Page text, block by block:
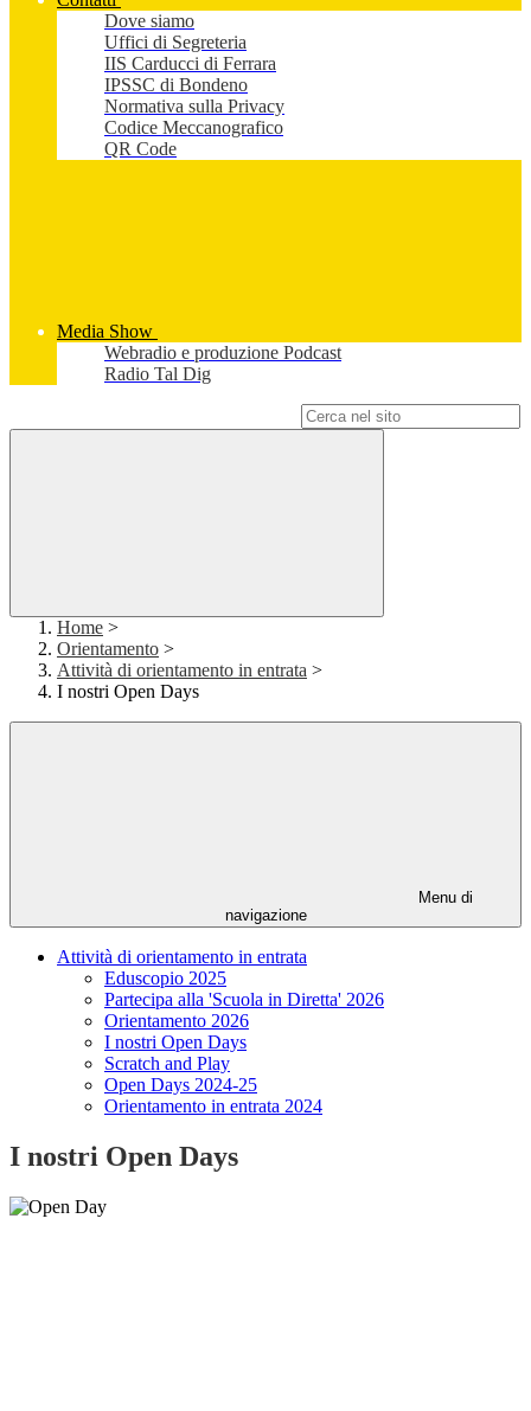
Dove siamo
Uffici di Segreteria
IIS Carducci di Ferrara
IPSSC di Bondeno
Normativa sulla Privacy
Codice Meccanografico
QR Code
Media Show
Webradio e produzione Podcast
Radio Tal Dig
Home >
Orientamento >
Attività di orientamento in entrata >
I nostri Open Days
Menu di
navigazione
Attività di orientamento in entrata
Eduscopio 2025
Partecipa alla 'Scuola in Diretta' 2026
Orientamento 2026
I nostri Open Days
Scratch and Play
Open Days 2024-25
Orientamento in entrata 2024
I nostri Open Days